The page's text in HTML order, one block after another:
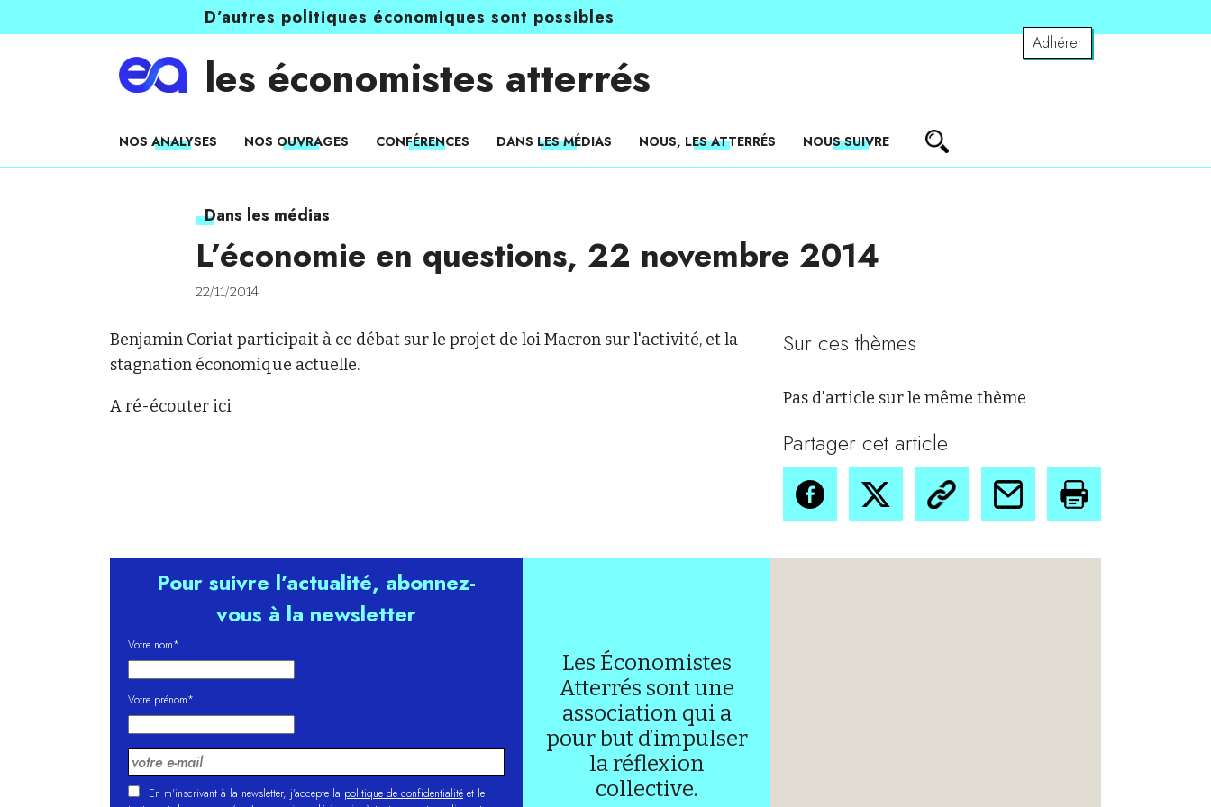
D’autres politiques économiques sont possibles
Adhérer
les économistes atterrés
NOS ANALYSES NOS OUVRAGES CONFÉRENCES DANS LES MÉDIAS NOUS, LES ATTERRÉS NOUS SUIVRE
Dans les médias
L’économie en questions, 22 novembre 2014
22/11/2014
Benjamin Coriat participait à ce débat sur le projet de loi Macron sur l'activité, et la
stagnation économique actuelle.
A ré-écouter ici
Sur ces thèmes
Pas d'article sur le même thème
Partager cet article
Pour suivre l’actualité, abonnez-
vous à la newsletter
Votre nom*
Votre prénom*
En m'inscrivant à la newsletter, j’accepte la politique de confidentialité et le
Les Économistes
Atterrés sont une
association qui a
pour but d’impulser
la réflexion
collective.